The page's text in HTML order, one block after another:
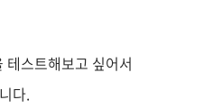
스트해보고 싶어서
다.